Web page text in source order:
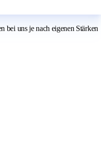
bei uns je nach eigenen Stärken